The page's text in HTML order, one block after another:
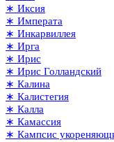
∗ Иксия
∗ Императа
∗ Инкарвиллея
∗ Ирга
∗ Ирис
∗ Ирис Голландский
∗ Калина
∗ Калистегия
∗ Калла
∗ Камассия
∗ Кампсис